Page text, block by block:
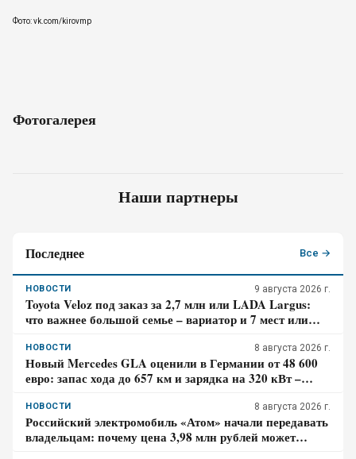
Фото: vk.com/kirovmp
Фотогалерея
Наши партнеры
Последнее Все →
НОВОСТИ 9 августа 2026 г.
Toyota Veloz под заказ за 2,7 млн или LADA Largus:
что важнее большой семье – вариатор и 7 мест или
НОВОСТИ 8 августа 2026 г.
Новый Mercedes GLA оценили в Германии от 48 600
евро: запас хода до 657 км и зарядка на 320 кВт –
НОВОСТИ 8 августа 2026 г.
Российский электромобиль «Атом» начали передавать
владельцам: почему цена 3,98 млн рублей может